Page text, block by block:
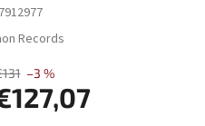
Records
–3 %